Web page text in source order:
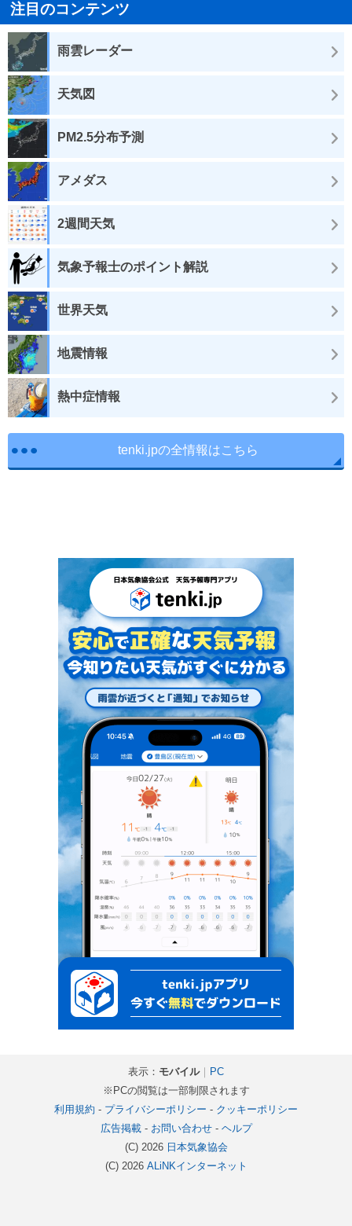
注目のコンテンツ
雨雲レーダー
天気図
PM2.5分布予測
アメダス
2週間天気
気象予報士のポイント解説
世界天気
地震情報
熱中症情報
tenki.jpの全情報はこちら
表示： モバイル｜
PC
※PCの閲覧は一部制限されます
利用規約 - プライバシーポリシー - クッキーポリシー
広告掲載- お問い合わせ- ヘルプ
(C) 2026 日本気象協会
(C) 2026 ALiNKインターネット